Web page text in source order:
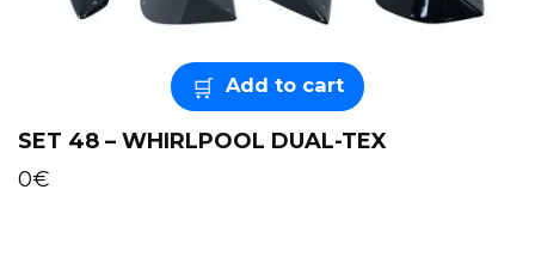
Add to cart
SET 48 – WHIRLPOOL DUAL-TEX
0€